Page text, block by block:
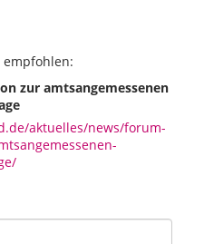
empfohlen:
zur amtsangemessenen
aktuelles/news/forum-